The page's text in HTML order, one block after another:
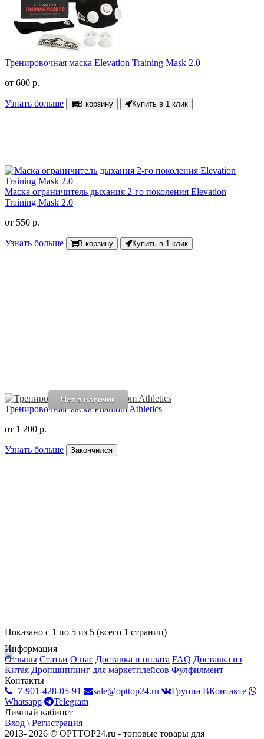
Тренировочная маска Elevation Training Mask 2.0
от 600 р.
Узнать больше В корзину Купить в 1 клик
Маска ограничитель дыхания 2-го поколения Elevation
Training Mask 2.0
от 550 р.
Узнать больше В корзину Купить в 1 клик
Нет в наличии
Тренировочная маска Phantom Athletics
от 1 200 р.
Узнать больше Закончился
Показано с 1 по 5 из 5 (всего 1 страниц)
Информация
Отзывы Статьи О нас Доставка и оплата FAQ Доставка из
Китая Дропшиппинг для маркетплейсов Фулфилмент
Контакты
+7-901-428-05-91
sale@opttop24.ru
Группа ВКонтакте
Whatsapp
Telegram
Личный кабинет
Вход \ Регистрация
2013- 2026 © OPTTOP24.ru - топовые товары для